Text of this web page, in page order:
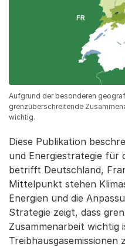
Aufgrund der besonderen
grenzüberschreitende
wichtig.
Diese Publikation
und Energiestrategie für
betrifft Deutschland,
Mittelpunkt stehen
Energien und die
Strategie zeigt, dass
Zusammenarbeit wichtig